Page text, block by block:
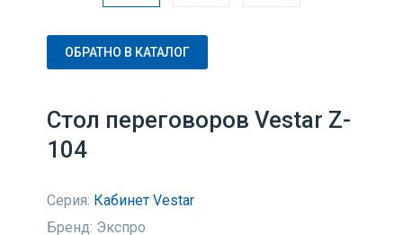
ОБРАТНО В КАТАЛОГ
Стол переговоров Vestar Z-
104
Серия: Кабинет Vestar
Бренд: Экспро